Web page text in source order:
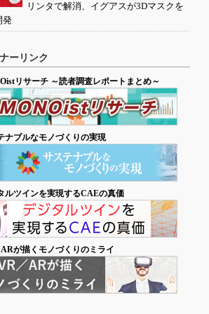
リンタで解消、イグアスが3Dマスクを
発
ーリンク
リサーチ ～読者調査レポートまとめ～
ナブルなモノづくりの実現
ルツインを実現するCAEの真価
が描くモノづくりのミライ